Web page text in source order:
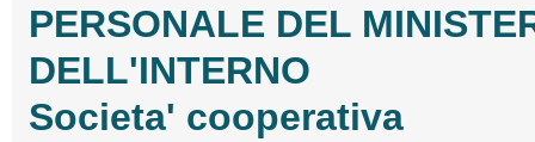
PERSONALE DEL
DELL'INTERNO
Societa' cooperativa